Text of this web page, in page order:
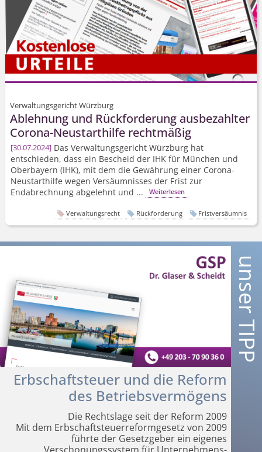
Verwaltungsgericht Würzburg
Ablehnung und Rückforderung ausbezahlter
Corona-Neustarthilfe rechtmäßig
30.07.2024 Das Verwaltungsgericht Würzburg hat
entschieden, dass ein Bescheid der IHK für München und
Oberbayern (IHK), mit dem die Gewährung einer Corona-
Neustarthilfe wegen Versäumnisses der Frist zur
Endabrechnung abgelehnt und ...
Weiterlesen
Verwaltungsrecht Rückforderung Fristversäumnis
Erbschaftsteuer und die Reform
des Betriebsvermögens
Die Rechtslage seit der Reform 2009
Mit dem Erbschaft­steuerreformgesetz von 2009
führte der Gesetzgeber ein eigenes